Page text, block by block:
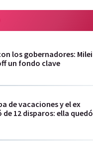
los gobernadores: Milei
un fondo clave
de vacaciones y el ex
12 disparos: ella quedó